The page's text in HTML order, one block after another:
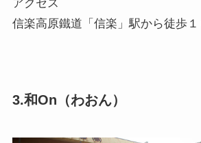
アクセス
信楽高原鐵道「信楽」駅から徒歩１
3.和On（わおん）